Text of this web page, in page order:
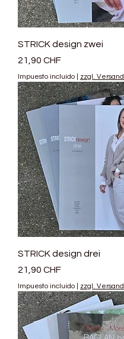
STRICK design zwei
Precio
21,90 CHF
Impuesto incluido zzgl. Versand
STRICK design drei
Precio
21,90 CHF
Impuesto incluido zzgl. Versand